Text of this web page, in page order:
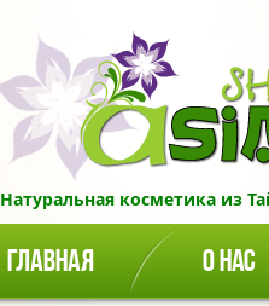
Натуральная косметика из
ГЛАВНАЯ О НАС